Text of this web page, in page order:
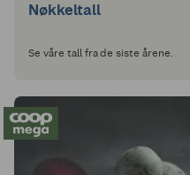
Nøkkeltall
Se våre tall fra de siste årene.